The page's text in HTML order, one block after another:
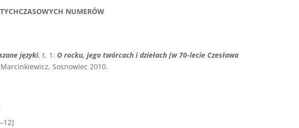
NUMERÓW
języki, t. 1: O rocku, jego twórcach i dziełach [w 70-lecie Czesława
Sosnowiec 2010.